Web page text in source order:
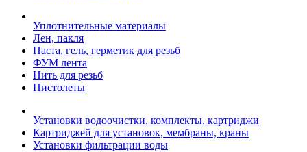
Уплотнительные материалы
Лен, пакля
Паста, гель, герметик для резьб
ФУМ лента
Нить для резьб
Пистолеты
Установки водоочистки, комплекты, картриджи
Картриджей для установок, мембраны, краны
Установки фильтрации воды